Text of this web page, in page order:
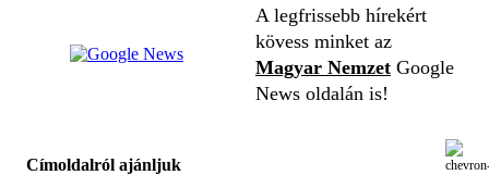
A legfrissebb hírekért
kövess minket az
Magyar Nemzet Google
News oldalán is!
Címoldalról ajánljuk